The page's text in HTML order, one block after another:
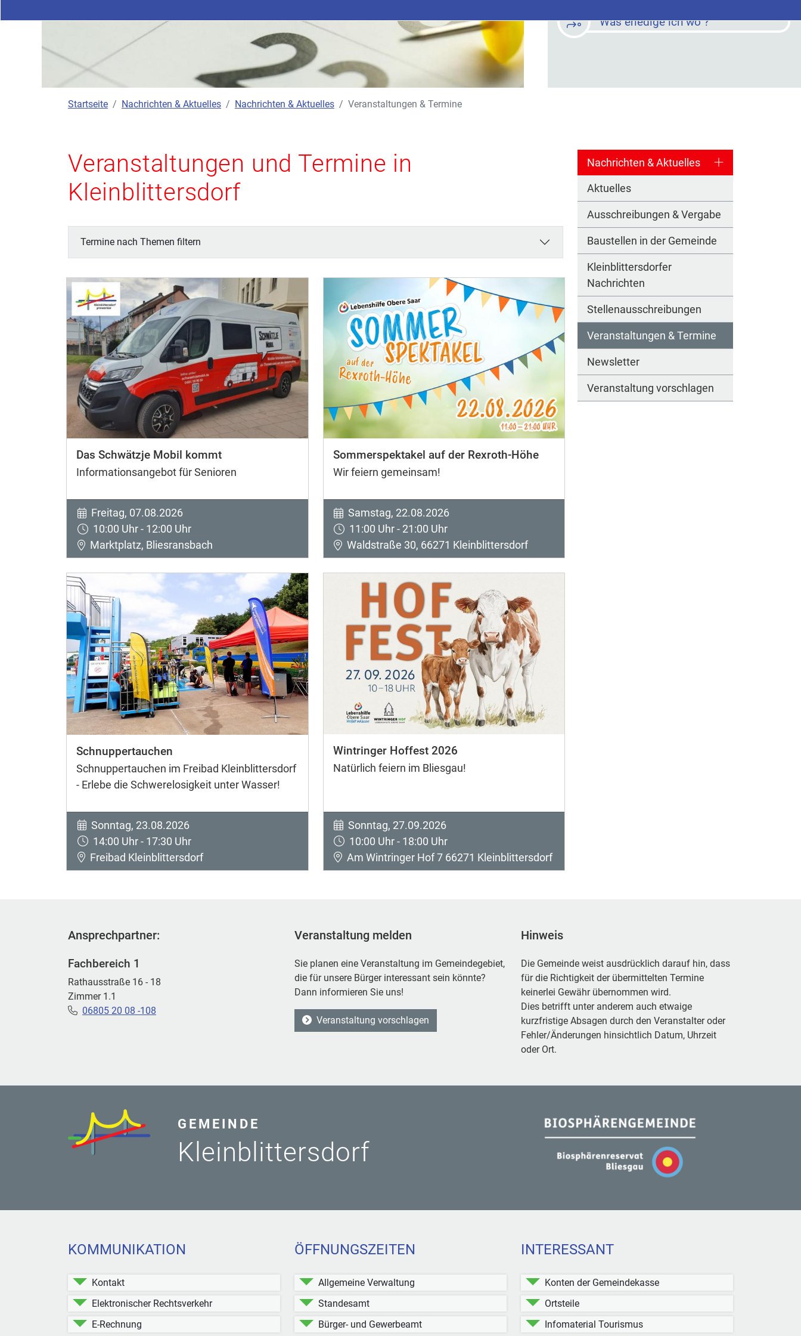
Was erledige ich wo ?
Startseite Nachrichten & Aktuelles Nachrichten & Aktuelles Veranstaltungen & Termine
Nachrichten & Aktuelles
Aktuelles
Ausschreibungen & Vergabe
Baustellen in der Gemeinde
Kleinblittersdorfer
Nachrichten
Stellenausschreibungen
Veranstaltungen & Termine
Newsletter
Veranstaltung vorschlagen
Veranstaltungen und Termine in
Kleinblittersdorf
Termine nach Themen filtern
Das Schwätzje Mobil kommt
Informationsangebot für Senioren
Freitag, 07.08.2026
10:00 Uhr - 12:00 Uhr
Marktplatz, Bliesransbach
Sommerspektakel auf der Rexroth-Höhe
Wir feiern gemeinsam!
Samstag, 22.08.2026
11:00 Uhr - 21:00 Uhr
Waldstraße 30, 66271 Kleinblittersdorf
Schnuppertauchen
Schnuppertauchen im Freibad Kleinblittersdorf
- Erlebe die Schwerelosigkeit unter Wasser!
Sonntag, 23.08.2026
14:00 Uhr - 17:30 Uhr
Freibad Kleinblittersdorf
Wintringer Hoffest 2026
Natürlich feiern im Bliesgau!
Sonntag, 27.09.2026
10:00 Uhr - 18:00 Uhr
Am Wintringer Hof 7 66271 Kleinblittersdorf
Ansprechpartner:
Fachbereich 1
Rathausstraße 16 - 18
Zimmer 1.1
06805 20 08 -108
Veranstaltung melden
Sie planen eine Veranstaltung im Gemeindegebiet,
die für unsere Bürger interessant sein könnte?
Dann informieren Sie uns!
Veranstaltung vorschlagen
Hinweis
Die Gemeinde weist ausdrücklich darauf hin, dass
für die Richtigkeit der übermittelten Termine
keinerlei Gewähr übernommen wird.
Dies betrifft unter anderem auch etwaige
kurzfristige Absagen durch den Veranstalter oder
Fehler/Änderungen hinsichtlich Datum, Uhrzeit
oder Ort.
GEMEINDE
Kleinblittersdorf
KOMMUNIKATION
Kontakt
Elektronischer Rechtsverkehr
E-Rechnung
ÖFFNUNGSZEITEN
Allgemeine Verwaltung
Standesamt
Bürger- und Gewerbeamt
INTERESSANT
Konten der Gemeindekasse
Ortsteile
Infomaterial Tourismus